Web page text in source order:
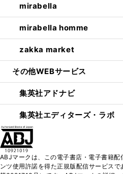
mirabella
mirabella homme
zakka market
その他WEBサービス
集英社アドナビ
集英社エディターズ・ラボ
ABJマークは、この電子書店・電子書籍
ンツ使用許諾を得た正規版配信サービス